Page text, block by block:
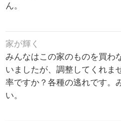
ん。
家が輝く
みんなはこの家のものを買わ
いましたが、調整してくれま
率ですか？各種の逃れです。
い。